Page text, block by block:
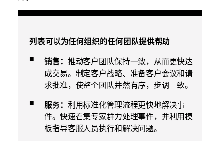
列表可以为任何组织的任何团队提供帮助
销售： 推动客户团队保持一致，从而更快达
成交易。制定客户战略、准备客户会议和请
求批准，使整个团队井然有序，步调一致。
服务： 利用标准化管理流程更快地解决事
件。快速召集专家群力处理事件，并利用模
板指导客服人员执行和解决问题。